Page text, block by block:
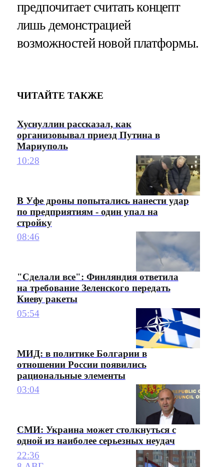
предпочитает считать концепт
лишь демонстрацией
возможностей новой платформы.
ЧИТАЙТЕ ТАКЖЕ
Хуснуллин рассказал, как
организовывал приезд Путина в
Мариуполь
10:28
В Уфе дроны попытались нанести удар
по предприятиям - один упал на
стройку
08:46
"Сделали все": Финляндия ответила
на требование Зеленского передать
Киеву ракеты
05:54
МИД: в политике Болгарии в
отношении России появились
рациональные элементы
03:04
СМИ: Украина может столкнуться с
одной из наиболее серьезных неудач
22:36